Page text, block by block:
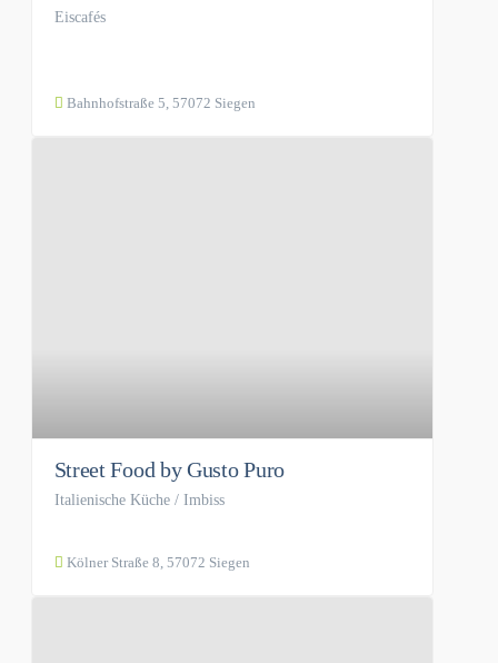
Eiscafés
Bahnhofstraße 5, 57072 Siegen
Street Food by Gusto Puro
Italienische Küche / Imbiss
Kölner Straße 8, 57072 Siegen